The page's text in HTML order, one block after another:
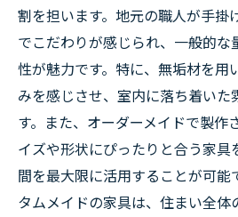
割を担います。地元の職人が手掛
でこだわりが感じられ、一般的な
性が魅力です。特に、無垢材を用
みを感じさせ、室内に落ち着いた
す。また、オーダーメイドで製作
イズや形状にぴったりと合う家具
間を最大限に活用することが可能
タムメイドの家具は、住まい全体